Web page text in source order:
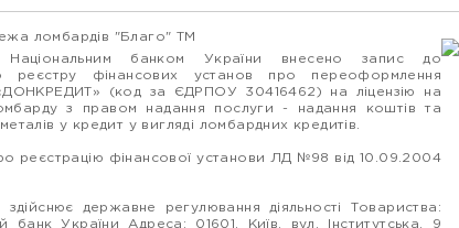
ломбардів "Благо" ТМ
Національним банком України внесено запис до
реєстру фінансових установ про переоформлення
«ДОНКРЕДИТ» (код за ЄДРПОУ 30416462) на ліцензію на
з правом надання послуги - надання коштів та
у кредит у вигляді ломбардних кредитів.
реєстрацію фінансової установи ЛД №98 від 10.09.2004
державне регулювання діяльності Товариства:
банк України Адреса: 01601, Київ, вул. Інститутська, 9